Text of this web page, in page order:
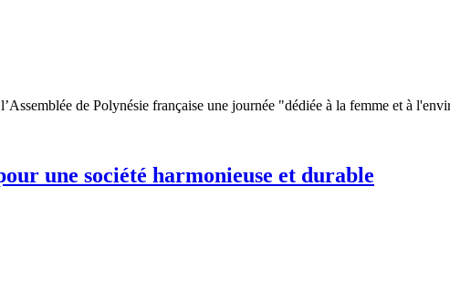
de Polynésie française une journée "dédiée à la femme et à
une société harmonieuse et durable